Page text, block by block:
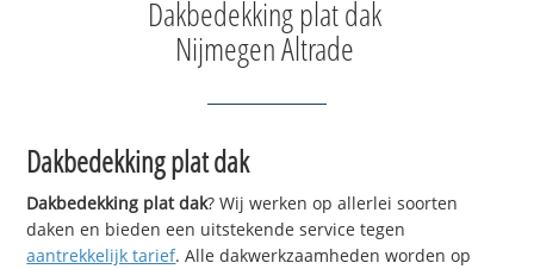
Dakbedekking plat dak
Nijmegen Altrade
Dakbedekking plat dak
Dakbedekking plat dak? Wij werken op allerlei soorten
daken en bieden een uitstekende service tegen
aantrekkelijk tarief. Alle dakwerkzaamheden worden op